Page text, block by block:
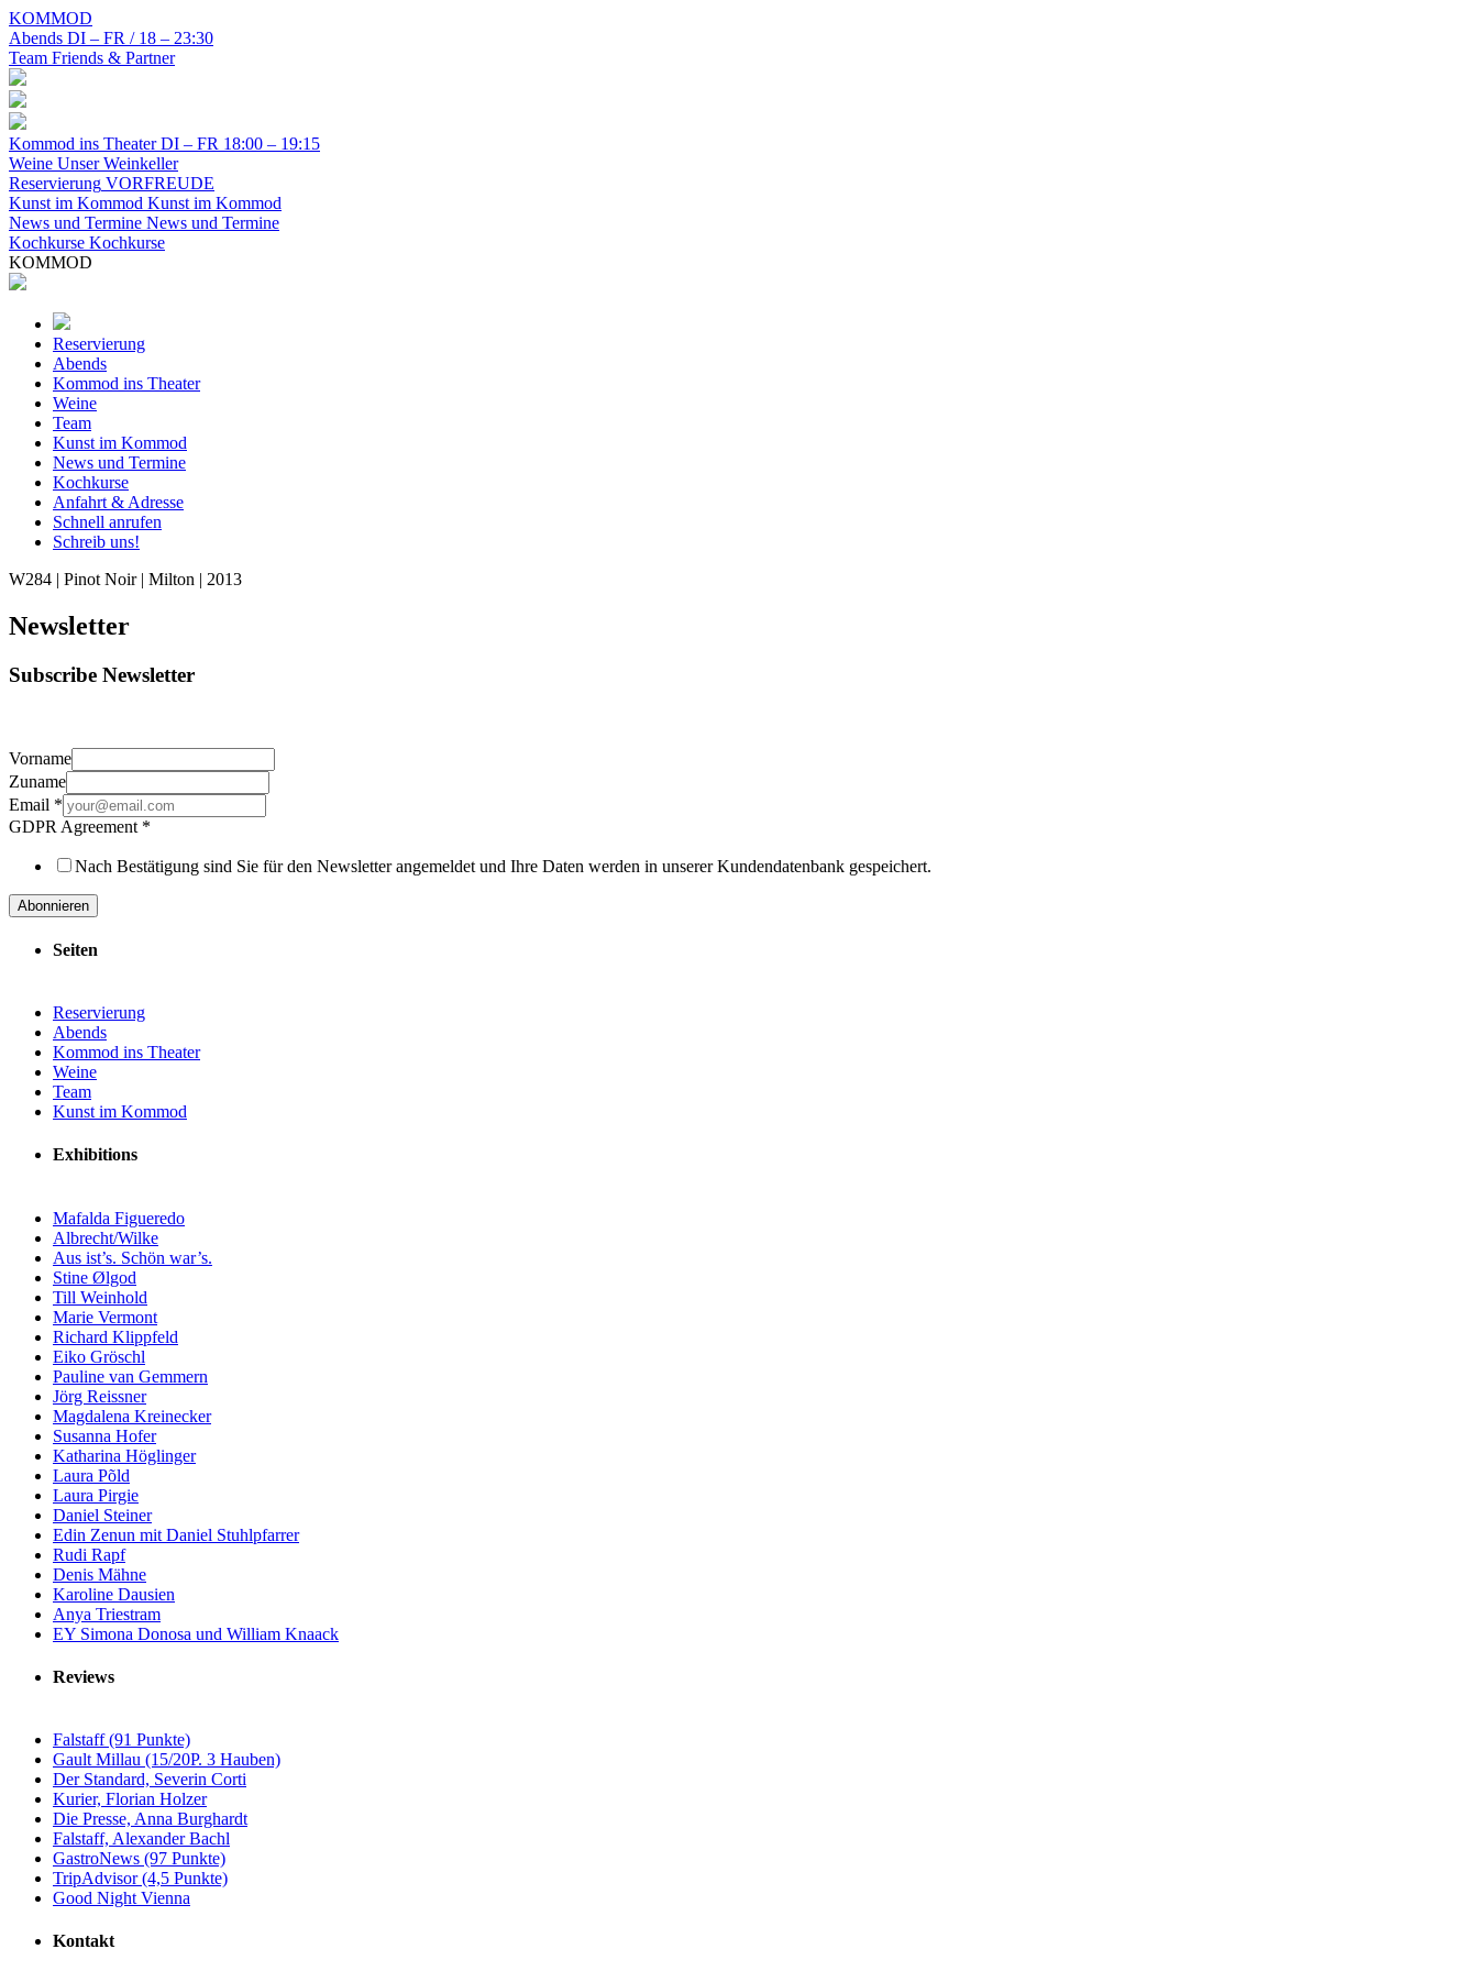
KOMMOD
Abends DI – FR / 18 – 23:30
Team Friends & Partner
Kommod ins Theater DI – FR 18:00 – 19:15
Weine Unser Weinkeller
Reservierung VORFREUDE
Kunst im Kommod Kunst im Kommod
News und Termine News und Termine
Kochkurse Kochkurse
KOMMOD
Reservierung
Abends
Kommod ins Theater
Weine
Team
Kunst im Kommod
News und Termine
Kochkurse
Anfahrt & Adresse
Schnell anrufen
Schreib uns!
W284 | Pinot Noir | Milton | 2013
Newsletter
Subscribe Newsletter
Vorname
Zuname
Email *
GDPR Agreement *
Nach Bestätigung sind Sie für den Newsletter angemeldet und Ihre Daten werden in unserer Kundendatenbank gespeichert.
Abonnieren
Seiten
Reservierung
Abends
Kommod ins Theater
Weine
Team
Kunst im Kommod
Exhibitions
Mafalda Figueredo
Albrecht/Wilke
Aus ist’s. Schön war’s.
Stine Ølgod
Till Weinhold
Marie Vermont
Richard Klippfeld
Eiko Gröschl
Pauline van Gemmern
Jörg Reissner
Magdalena Kreinecker
Susanna Hofer
Katharina Höglinger
Laura Põld
Laura Pirgie
Daniel Steiner
Edin Zenun mit Daniel Stuhlpfarrer
Rudi Rapf
Denis Mähne
Karoline Dausien
Anya Triestram
EY Simona Donosa und William Knaack
Reviews
Falstaff (91 Punkte)
Gault Millau (15/20P. 3 Hauben)
Der Standard, Severin Corti
Kurier, Florian Holzer
Die Presse, Anna Burghardt
Falstaff, Alexander Bachl
GastroNews (97 Punkte)
TripAdvisor (4,5 Punkte)
Good Night Vienna
Kontakt